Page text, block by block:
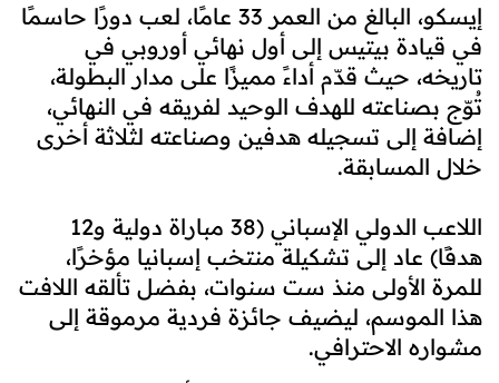
إيسكو، البالغ من العمر 33 عامًا، لعب دورًا حاسمًا
في قيادة بيتيس إلى أول نهائي أوروبي في
تاريخه، حيث قدّم أداءً مميزًا على مدار البطولة،
تُوّج بصناعته للهدف الوحيد لفريقه في النهائي،
إضافة إلى تسجيله هدفين وصناعته لثلاثة أخرى
خلال المسابقة.
اللاعب الدولي الإسباني (38 مباراة دولية و12
هدفًا) عاد إلى تشكيلة منتخب إسبانيا مؤخرًا،
للمرة الأولى منذ ست سنوات، بفضل تألقه اللافت
هذا الموسم، ليضيف جائزة فردية مرموقة إلى
مشواره الاحترافي.